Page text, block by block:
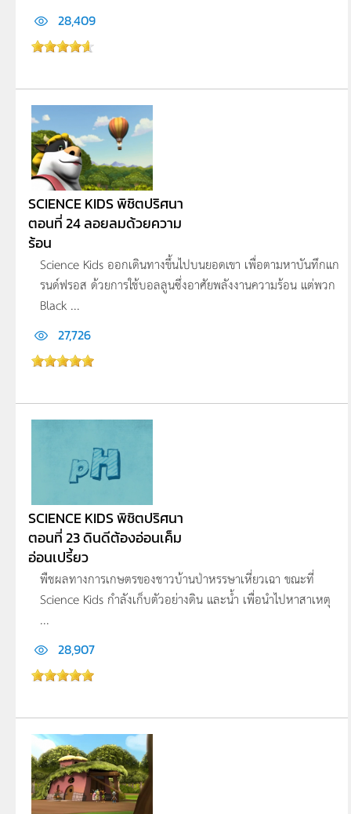
28,409
SCIENCE KIDS พิชิตปริศนา
ตอนที่ 24 ลอยลมด้วยความ
ร้อน
Science Kids ออกเดินทางขึ้นไปบนยอดเขา เพื่อตามหาบันทึกแก
รนด์ฟรอส ด้วยการใช้บอลลูนซึ่งอาศัยพลังงานความร้อน แต่พวก
Black ...
27,726
SCIENCE KIDS พิชิตปริศนา
ตอนที่ 23 ดินดีต้องอ่อนเค็ม
อ่อนเปรี้ยว
พืชผลทางการเกษตรของชาวบ้านป่าหรรษาเหี่ยว­เฉา ขณะที่
Science Kids กำลังเก็บตัวอย่างดิน และน้ำ เพื่อนำไปหาสาเหตุ
...
28,907